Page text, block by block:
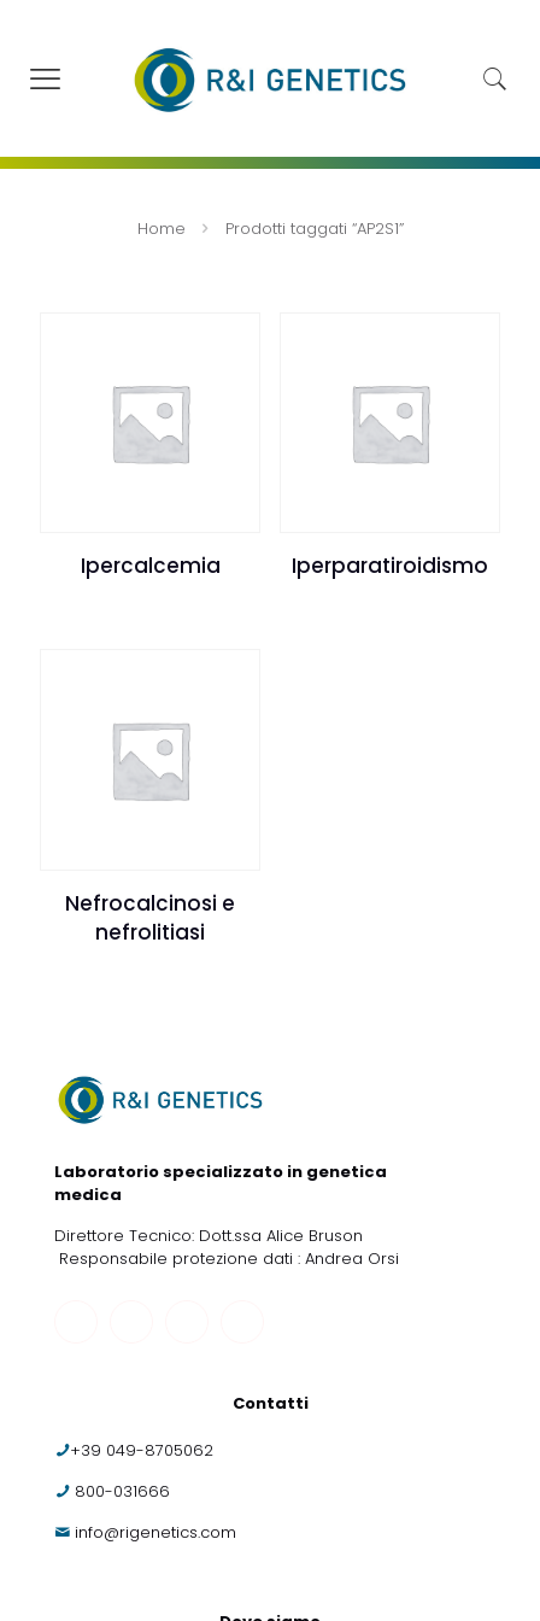
Home Prodotti taggati “AP2S1”
Ipercalcemia Iperparatiroidismo
Nefrocalcinosi e
nefrolitiasi
Laboratorio specializzato in genetica
medica
Direttore Tecnico: Dott.ssa Alice Bruson
Responsabile protezione dati : Andrea Orsi
Contatti
+39 049-8705062
800-031666
info@rigenetics.com